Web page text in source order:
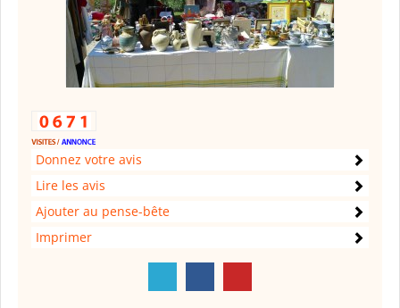
Donnez votre avis
Lire les avis
Ajouter au pense-bête
Imprimer